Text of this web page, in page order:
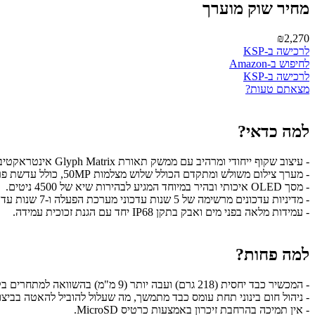
מחיר שוק מוערך
₪2,270
לרכישה ב-KSP
לחיפוש ב-Amazon
לרכישה ב-KSP
מצאתם טעות?
למה כדאי?
- עיצוב שקוף ייחודי ומרהיב עם ממשק תאורת Glyph Matrix אינטראקטיבי מאחור.
- מערך צילום משולש ומתקדם הכולל שלוש מצלמות 50MP, כולל עדשת פריסקופ עם זום אופטי 3x.
- מסך OLED איכותי ובהיר במיוחד המגיע לבהירות שיא של 4500 ניטים.
- מדיניות עדכונים מרשימה של 5 שנות עדכוני מערכת הפעלה ו-7 שנות עדכוני אבטחה.
- עמידות מלאה בפני מים ואבק בתקן IP68 יחד עם הגנת זכוכית עמידה.
למה פחות?
- המכשיר כבד יחסית (218 גרם) ועבה יותר (9 מ"מ) בהשוואה למתחרים בקטגוריה.
- ניהול חום בינוני תחת עומס כבד מתמשך, מה שעלול להוביל להאטה
- אין תמיכה בהרחבת זיכרון באמצעות כרטיס MicroSD.